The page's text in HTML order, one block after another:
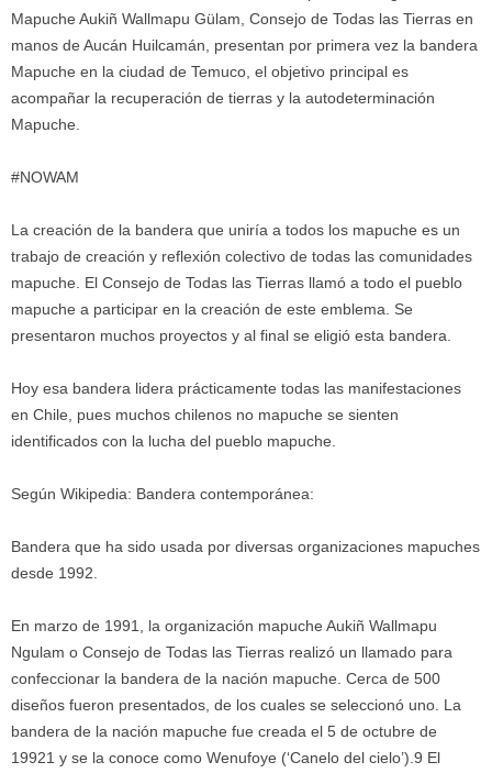
Mapuche Aukiñ Wallmapu Gülam, Consejo de Todas las Tierras en
manos de Aucán Huilcamán, presentan por primera vez la bandera
Mapuche en la ciudad de Temuco, el objetivo principal es
acompañar la recuperación de tierras y la autodeterminación
Mapuche.
#NOWAM
La creación de la bandera que uniría a todos los mapuche es un
trabajo de creación y reflexión colectivo de todas las comunidades
mapuche. El Consejo de Todas las Tierras llamó a todo el pueblo
mapuche a participar en la creación de este emblema. Se
presentaron muchos proyectos y al final se eligió esta bandera.
Hoy esa bandera lidera prácticamente todas las manifestaciones
en Chile, pues muchos chilenos no mapuche se sienten
identificados con la lucha del pueblo mapuche.
Según Wikipedia: Bandera contemporánea:
Bandera que ha sido usada por diversas organizaciones mapuches
desde 1992.
En marzo de 1991, la organización mapuche Aukiñ Wallmapu
Ngulam o Consejo de Todas las Tierras realizó un llamado para
confeccionar la bandera de la nación mapuche. Cerca de 500
diseños fueron presentados, de los cuales se seleccionó uno. La
bandera de la nación mapuche fue creada el 5 de octubre de
19921 y se la conoce como Wenufoye (‘Canelo del cielo’).9 El